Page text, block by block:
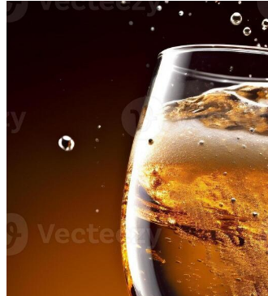
Foto's
Motion graphics
Redactionele Afbeeldingen
Redactionele Evenementen